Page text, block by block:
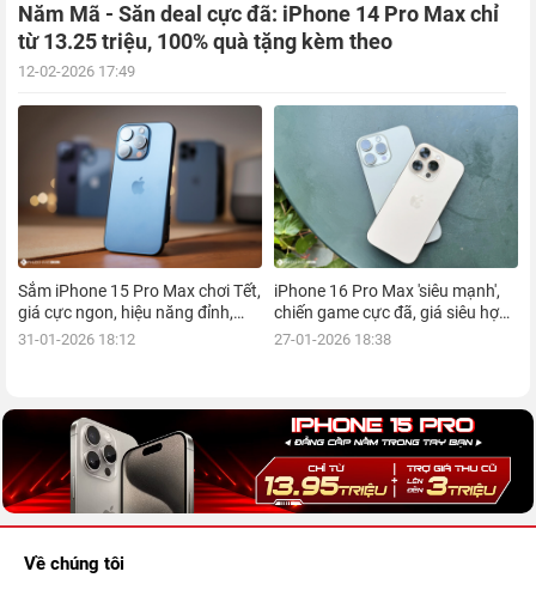
Năm Mã - Săn deal cực đã: iPhone 14 Pro Max chỉ
từ 13.25 triệu, 100% quà tặng kèm theo
12-02-2026 17:49
Sắm iPhone 15 Pro Max chơi Tết,
giá cực ngon, hiệu năng đỉnh,
kèm nhiều ưu đãi, mua ngay!
31-01-2026 18:12
iPhone 16 Pro Max 'siêu mạnh',
chiến game cực đã, giá siêu hợp
lý, mua ngay!
27-01-2026 18:38
Về chúng tôi